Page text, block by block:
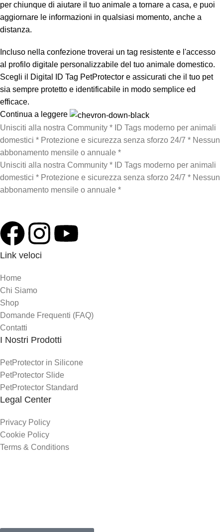
per chiunque di aiutare il tuo animale a tornare a casa, e puoi
aggiornare le informazioni in qualsiasi momento, anche a
distanza.
Incluso nella confezione troverai un tag resistente e l'accesso
al profilo digitale personalizzabile del tuo animale domestico.
Scegli il Digital ID Tag PetProtector e assicurati che il tuo pet
sia sempre protetto e identificabile in modo semplice ed
efficace.
Continua a leggere
Unisciti alla nostra Community * ID Tags moderno per animali
domestici * Protezione e sicurezza senza sforzo 24/7 * Nessun
abbonamento mensile o annuale *
Unisciti alla nostra Community * ID Tags moderno per animali
domestici * Protezione e sicurezza senza sforzo 24/7 * Nessun
abbonamento mensile o annuale *
Link veloci
Home
Chi Siamo
Shop
Domande Frequenti (FAQ)
Contatti
I Nostri Prodotti
PetProtector in Silicone
PetProtector Slide
PetProtector Standard
Legal Center
Privacy Policy
Cookie Policy
Terms & Conditions